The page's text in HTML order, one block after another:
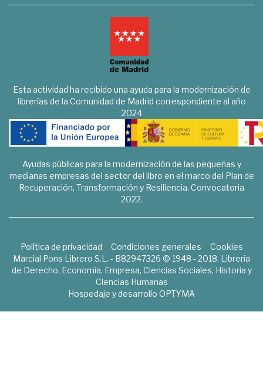
Esta actividad ha recibido una ayuda para la modernización de
librerías de la Comunidad de Madrid correspondiente al año
2024
Ayudas públicas para la modernización de las pequeñas y
medianas empresas del sector del libro en el marco del Plan de
Recuperación, Transformación y Resiliencia. Convocatoria
2022.
Política de privacidad Condiciones generales
Cookies
Marcial Pons Librero S.L. - B82947326 © 1948 - 2018. Librería
de Derecho, Economía, Empresa, Ciencias Sociales, Historia y
Ciencias Humanas
Hospedaje y desarrollo OPTYMA